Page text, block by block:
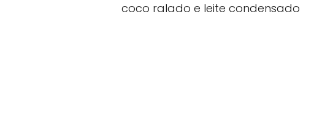
coco ralado e leite condensado